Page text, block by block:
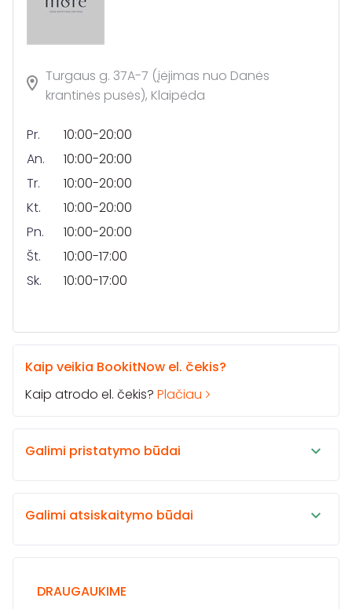
Turgaus g. 37A-7 (įėjimas nuo Danės
krantinės pusės), Klaipėda
Pr.
10:00-20:00
An.
10:00-20:00
Tr.
10:00-20:00
Kt.
10:00-20:00
Pn.
10:00-20:00
Št.
10:00-17:00
Sk.
10:00-17:00
Kaip veikia BookitNow el. čekis?
Kaip atrodo el. čekis? Plačiau
Galimi pristatymo būdai
Galimi atsiskaitymo būdai
DRAUGAUKIME